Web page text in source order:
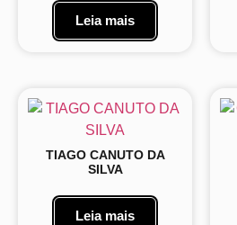
Leia mais
TIAGO CANUTO DA
SILVA
Leia mais